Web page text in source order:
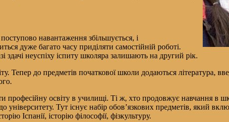
навантаження збільшується, і
дуже багато часу приділяти самостійній роботі.
здачі неуспіху іспиту школяра залишають на другий рік.
Тепер до предметів початкової школи додаються література,
професійну освіту в училищі. Ті ж, хто продовжує навчання в
Тут існує набір обов’язкових предметів, який
Іспанії, історію філософії, фізкультуру.